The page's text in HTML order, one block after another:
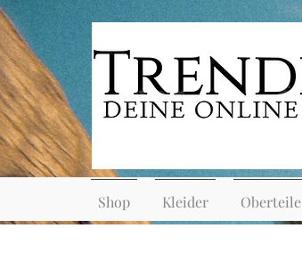
Shop Kleider Oberteile